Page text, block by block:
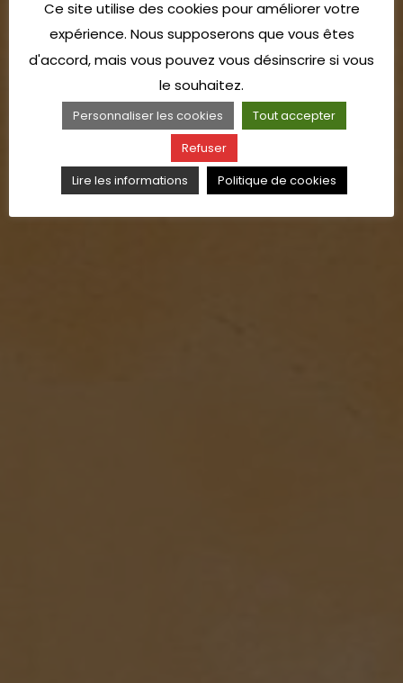
Ce site utilise des cookies pour améliorer votre
expérience. Nous supposerons que vous êtes
d'accord, mais vous pouvez vous désinscrire si vous
le souhaitez.
Personnaliser les cookies
Tout accepter
Refuser
Lire les informations
Politique de cookies